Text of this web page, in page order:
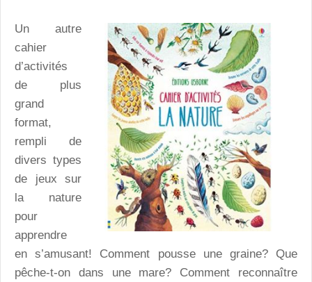
Un autre
cahier
d’activités
de plus
grand
format,
rempli de
divers types
de jeux sur
la nature
pour
apprendre
en s’amusant! Comment pousse une graine? Que
pêche-t-on dans une mare? Comment reconnaître